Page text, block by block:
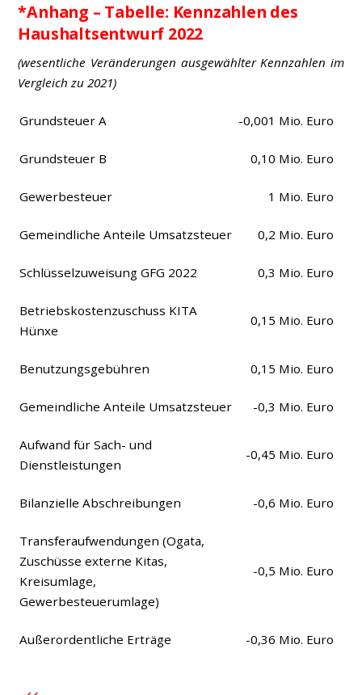
*Anhang – Tabelle: Kennzahlen des
Haushaltsentwurf 2022
(wesentliche Veränderungen ausgewählter Kennzahlen im
Vergleich zu 2021)
Grundsteuer A -0,001 Mio. Euro
Grundsteuer B 0,10 Mio. Euro
Gewerbesteuer 1 Mio. Euro
Gemeindliche Anteile Umsatzsteuer 0,2 Mio. Euro
Schlüsselzuweisung GFG 2022 0,3 Mio. Euro
Betriebskostenzuschuss KITA
Hünxe
0,15 Mio. Euro
Benutzungsgebühren 0,15 Mio. Euro
Gemeindliche Anteile Umsatzsteuer -0,3 Mio. Euro
Aufwand für Sach- und
Dienstleistungen
-0,45 Mio. Euro
Bilanzielle Abschreibungen -0,6 Mio. Euro
Transferaufwendungen (Ogata,
Zuschüsse externe Kitas,
Kreisumlage,
Gewerbesteuerumlage)
-0,5 Mio. Euro
Außerordentliche Erträge -0,36 Mio. Euro